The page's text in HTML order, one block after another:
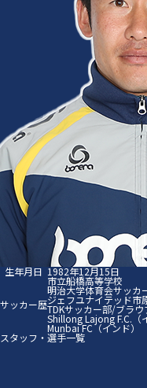
選手／スタッフ紹介
生年月日 1982年12月15日
サッカー歴
市立船橋高等学校
明治大学体育会サッカ
ジェフユナイテッド市
TDKサッカー部/ブラウ
Shillong Lajong F.C.（
Munbai FC（インド）
スタッフ・選手一覧